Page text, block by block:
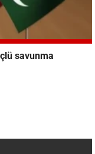
savunma